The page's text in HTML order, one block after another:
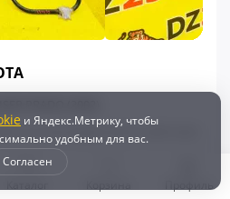
НА ПОСЛЕДЕМ ФОТО АВТО БЕЗ
и Яндекс.Метрику, чтобы
удобным для вас.
Согласен